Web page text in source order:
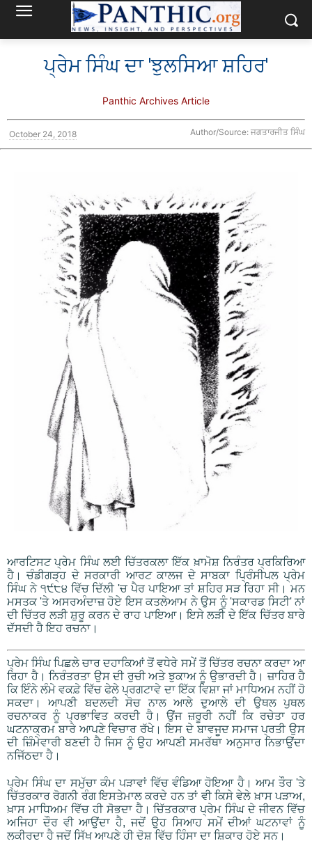
ਪ੍ਰੇਮ ਸਿੰਘ ਦਾ 'ਝੁਲਸਿਆ ਸ਼ਹਿਰ'
Panthic Archives Article
October 24, 2018 Author/Source: ਜਗਤਾਰਜੀਤ ਸਿੰਘ
ਆਰਟਿਸਟ ਪ੍ਰੇਮ ਸਿੰਘ ਲਈ ਚਿੱਤਰਕਲਾ ਇੱਕ ਖ਼ਾਮੋਸ਼ ਨਿਰੰਤਰ ਪ੍ਰਕਿਰਿਆ
ਹੈ। ਚੰਡੀਗੜ੍ਹ ਦੇ ਸਰਕਾਰੀ ਆਰਟ ਕਾਲਜ ਦੇ ਸਾਬਕਾ ਪ੍ਰਿੰਸੀਪਲ ਪ੍ਰੇਮ
ਸਿੰਘ ਨੇ ੧੯੮੪ ਵਿੱਚ ਦਿੱਲੀ 'ਚ ਪੈਰ ਪਾਇਆ ਤਾਂ ਸ਼ਹਿਰ ਸੜ ਰਿਹਾ ਸੀ। ਮਨ
ਮਸਤਕ 'ਤੇ ਅਸਰਅੰਦਾਜ਼ ਹੋਏ ਇਸ ਕਤਲੇਆਮ ਨੇ ਉਸ ਨੂੰ 'ਸਕਾਰਡ ਸਿਟੀ' ਨਾਂ
ਦੀ ਚਿੱਤਰ ਲੜੀ ਸ਼ੁਰੂ ਕਰਨ ਦੇ ਰਾਹ ਪਾਇਆ। ਇਸੇ ਲੜੀ ਦੇ ਇੱਕ ਚਿੱਤਰ ਬਾਰੇ
ਦੱਸਦੀ ਹੈ ਇਹ ਰਚਨਾ।
ਪ੍ਰੇਮ ਸਿੰਘ ਪਿਛਲੇ ਚਾਰ ਦਹਾਕਿਆਂ ਤੋਂ ਵਧੇਰੇ ਸਮੇਂ ਤੋਂ ਚਿੱਤਰ ਰਚਨਾ ਕਰਦਾ ਆ
ਰਿਹਾ ਹੈ। ਨਿਰੰਤਰਤਾ ਉਸ ਦੀ ਰੁਚੀ ਅਤੇ ਝੁਕਾਅ ਨੂੰ ਉਭਾਰਦੀ ਹੈ। ਜ਼ਾਹਿਰ ਹੈ
ਕਿ ਇੰਨੇ ਲੰਮੇ ਵਕਫ਼ੇ ਵਿੱਚ ਫੇਲੇ ਪ੍ਰਗਟਾਵੇ ਦਾ ਇੱਕ ਵਿਸ਼ਾ ਜਾਂ ਮਾਧਿਅਮ ਨਹੀਂ ਹੋ
ਸਕਦਾ। ਆਪਣੀ ਬਦਲਦੀ ਸੋਚ ਨਾਲ ਆਲੇ ਦੁਆਲੇ ਦੀ ਉਥਲ ਪੁਥਲ
ਰਚਨਾਕਰ ਨੂੰ ਪ੍ਰਭਾਵਿਤ ਕਰਦੀ ਹੈ। ਉਂਜ ਜ਼ਰੂਰੀ ਨਹੀਂ ਕਿ ਰਚੇਤਾ ਹਰ
ਘਟਨਾਕ੍ਰਮ ਬਾਰੇ ਆਪਣੇ ਵਿਚਾਰ ਰੱਖੇ। ਇਸ ਦੇ ਬਾਵਜੂਦ ਸਮਾਜ ਪ੍ਰਤੀ ਉਸ
ਦੀ ਜ਼ਿੰਮੇਵਾਰੀ ਬਣਦੀ ਹੈ ਜਿਸ ਨੂੰ ਉਹ ਆਪਣੀ ਸਮਰੱਥਾ ਅਨੁਸਾਰ ਨਿਭਾਉਂਦਾ
ਨਜਿੱਠਦਾ ਹੈ।
ਪ੍ਰੇਮ ਸਿੰਘ ਦਾ ਸਮੁੱਚਾ ਕੰਮ ਪੜਾਵਾਂ ਵਿੱਚ ਵੰਡਿਆ ਹੋਇਆ ਹੈ। ਆਮ ਤੌਰ 'ਤੇ
ਚਿੱਤਰਕਾਰ ਰੋਗਨੀ ਰੰਗ ਇਸਤੇਮਾਲ ਕਰਦੇ ਹਨ ਤਾਂ ਵੀ ਕਿਸੇ ਵੇਲੇ ਖ਼ਾਸ ਪੜਾਅ,
ਖ਼ਾਸ ਮਾਧਿਅਮ ਵਿੱਚ ਹੀ ਸੋਭਦਾ ਹੈ। ਚਿੱਤਰਕਾਰ ਪ੍ਰੇਮ ਸਿੰਘ ਦੇ ਜੀਵਨ ਵਿੱਚ
ਅਜਿਹਾ ਦੌਰ ਵੀ ਆਉਂਦਾ ਹੈ, ਜਦੋਂ ਉਹ ਸਿਆਹ ਸਮੇਂ ਦੀਆਂ ਘਟਨਾਵਾਂ ਨੂੰ
ਲਕੀਰਦਾ ਹੈ ਜਦੋਂ ਸਿੱਖ ਆਪਣੇ ਹੀ ਦੋਸ਼ ਵਿੱਚ ਹਿੰਸਾ ਦਾ ਸ਼ਿਕਾਰ ਹੋਏ ਸਨ।